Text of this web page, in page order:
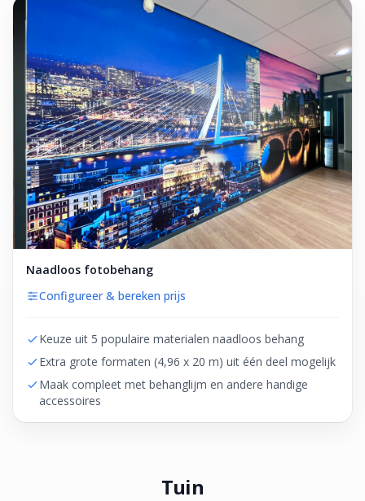
Naadloos fotobehang
Configureer & bereken prijs
Keuze uit 5 populaire materialen naadloos behang
Extra grote formaten (4,96 x 20 m) uit één deel mogelijk
Maak compleet met behanglijm en andere handige
accessoires
Tuin